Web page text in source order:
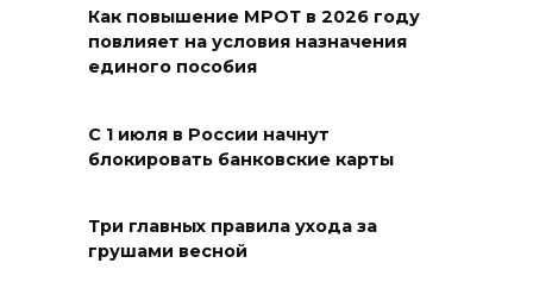
высокого риска пожаров
08 августа 2026 09:32
Азовского моря сбили
08 августа 2026 09:29
Как повышение МРОТ в 2026 году
повлияет на условия назначения
единого пособия
С 1 июля в России начнут
блокировать банковские карты
Три главных правила ухода за
грушами весной